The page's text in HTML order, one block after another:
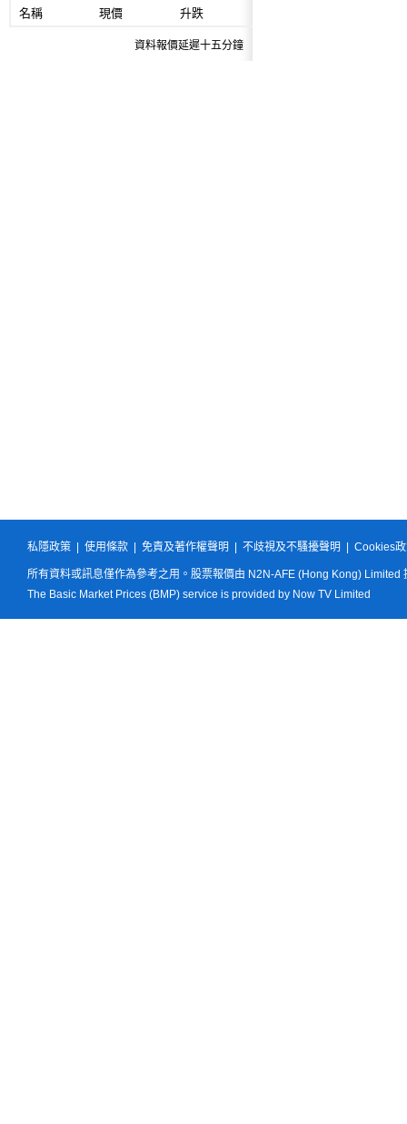
名稱 現價 升跌
資料報價延遲十五分鐘
私隱政策 使用條款 免責及著作權聲明 不歧視及不騷擾聲明 Cookies
所有資料或訊息僅作為參考之用。股票報價由 N2N-AFE (Hong Kong) Limited
The Basic Market Prices (BMP) service is provided by Now TV Limited